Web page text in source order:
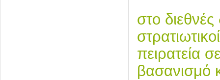
στο διεθνές
πειρατεία
βασανισμό